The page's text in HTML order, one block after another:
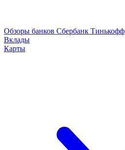
Обзоры банков Сбербанк Тинькофф
Вклады
Карты